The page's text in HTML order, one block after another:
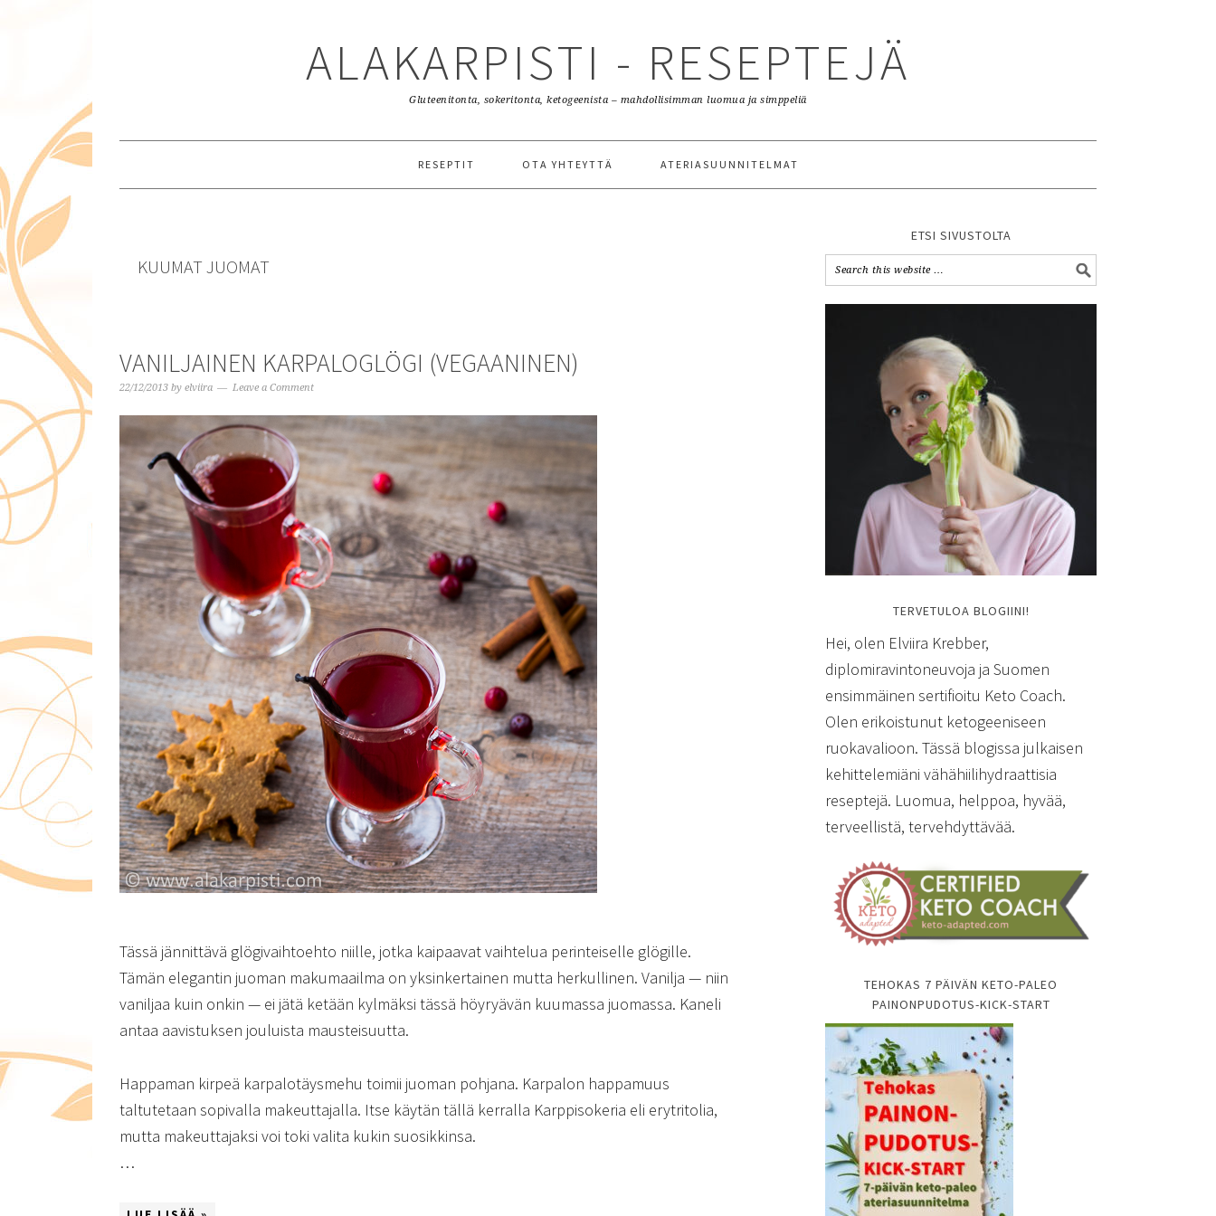
ALAKARPISTI - RESEPTEJÄ
Gluteenitonta, sokeritonta, ketogeenista – mahdollisimman luomua ja simppeliä
RESEPTIT OTA YHTEYTTÄ ATERIASUUNNITELMAT
KUUMAT JUOMAT
VANILJAINEN KARPALOGLÖGI (VEGAANINEN)
22/12/2013 by elviira Leave a Comment
Tässä jännittävä glögivaihtoehto niille, jotka kaipaavat vaihtelua perinteiselle glögille.
Tämän elegantin juoman makumaailma on yksinkertainen mutta herkullinen. Vanilja — niin
vaniljaa kuin onkin — ei jätä ketään kylmäksi tässä höyryävän kuumassa juomassa. Kaneli
antaa aavistuksen jouluista mausteisuutta.
Happaman kirpeä karpalotäysmehu toimii juoman pohjana. Karpalon happamuus
taltutetaan sopivalla makeuttajalla. Itse käytän tällä kerralla Karppisokeria eli erytritolia,
mutta makeuttajaksi voi toki valita kukin suosikkinsa.
…
ETSI SIVUSTOLTA
TERVETULOA BLOGIINI!
Hei, olen Elviira Krebber,
diplomiravintoneuvoja ja Suomen
ensimmäinen sertifioitu Keto Coach.
Olen erikoistunut ketogeeniseen
ruokavalioon. Tässä blogissa julkaisen
kehittelemiäni vähähiilihydraattisia
reseptejä. Luomua, helppoa, hyvää,
terveellistä, tervehdyttävää.
TEHOKAS 7 PÄIVÄN KETO-PALEO
PAINONPUDOTUS-KICK-START